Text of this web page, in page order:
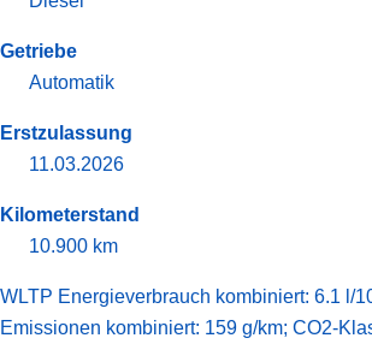
Getriebe
Automatik
Erstzulassung
11.03.2026
Kilometerstand
10.900 km
WLTP Energieverbrauch kombiniert: 6.1 l/
Emissionen kombiniert: 159 g/km; CO2-